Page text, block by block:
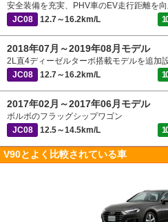
安全装備を充実、PHV車のEV走行距離を
JC08
12.7～16.2km/L
2018年07月～2019年08月モデル
2L直4ディーゼルターボ搭載モデルを追加
JC08
12.7～16.2km/L
2017年02月～2017年06月モデル
ボルボのフラッグシップワゴン
JC08
12.5～14.5km/L
V90とよく比較されている車